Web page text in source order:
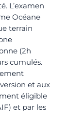
L’examen
Océane
terrain
(2h
cumulés.
et aux
éligible
et par les